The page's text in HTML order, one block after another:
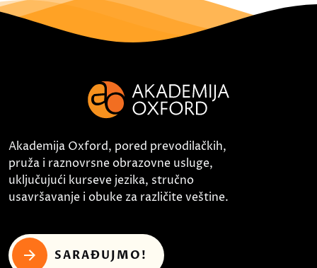
Akademija Oxford, pored prevodilačkih,
pruža i raznovrsne obrazovne usluge,
uključujući kurseve jezika, stručno
usavršavanje i obuke za različite veštine.
SARAĐUJMO!